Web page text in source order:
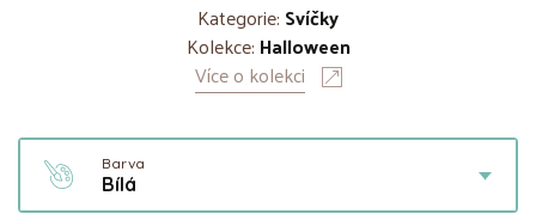
Kategorie: Svíčky
Kolekce: Halloween
Více o kolekci
Barva
Bílá